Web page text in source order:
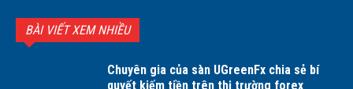
BÀI VIẾT XEM NHIỀU
Chuyên gia của sàn UGreenFx chia sẻ bí
quyết kiếm tiền trên thị trường forex